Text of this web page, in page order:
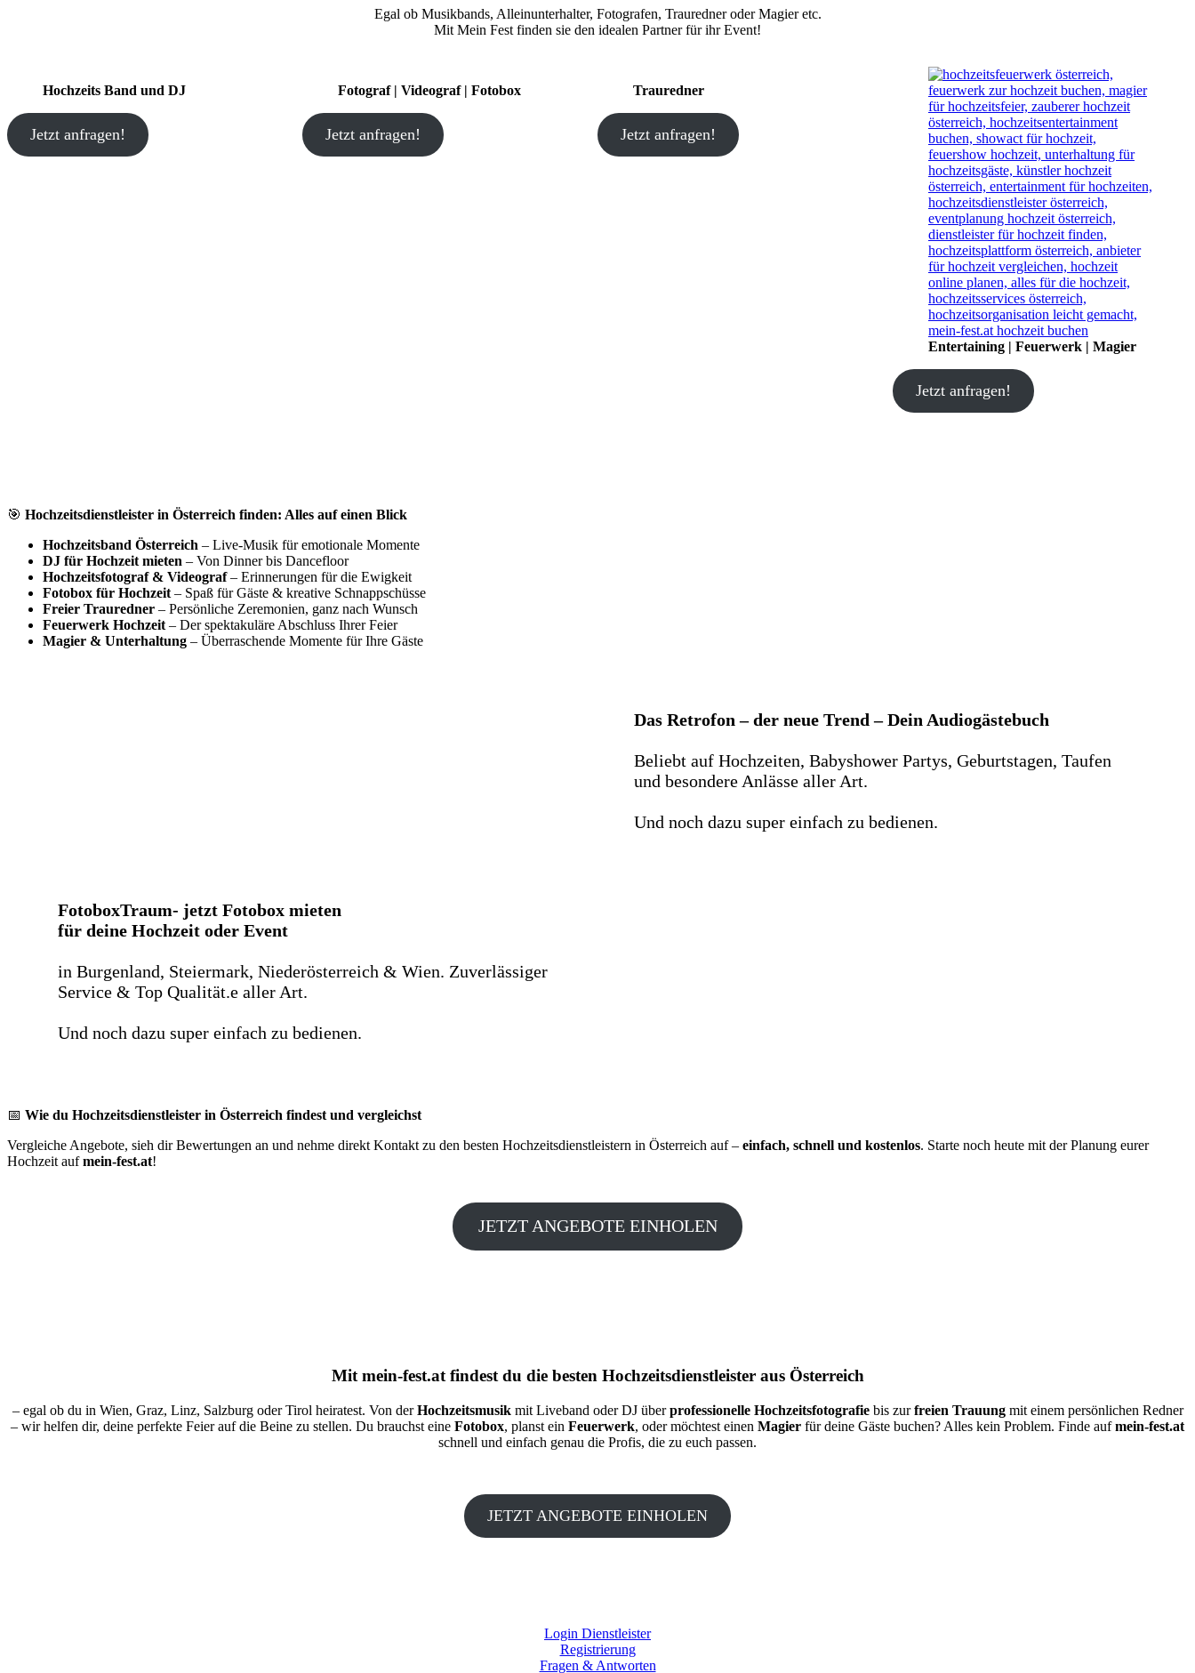
Egal ob Musikbands, Alleinunterhalter, Fotografen, Trauredner oder Magier etc.
Mit Mein Fest finden sie den idealen Partner für ihr Event!
Hochzeits Band und DJ
Jetzt anfragen!
Fotograf | Videograf | Fotobox
Jetzt anfragen!
Trauredner
Jetzt anfragen!
Entertaining | Feuerwerk | Magier
Jetzt anfragen!
🎯 Hochzeitsdienstleister in Österreich finden: Alles auf einen Blick
Hochzeitsband Österreich – Live-Musik für emotionale Momente
DJ für Hochzeit mieten – Von Dinner bis Dancefloor
Hochzeitsfotograf & Videograf– Erinnerungen für die Ewigkeit
Fotobox für Hochzeit – Spaß für Gäste & kreative Schnappschüsse
Freier Trauredner – Persönliche Zeremonien, ganz nach Wunsch
Feuerwerk Hochzeit – Der spektakuläre Abschluss Ihrer Feier
Magier & Unterhaltung – Überraschende Momente für Ihre Gäste
Das Retrofon – der neue Trend – Dein Audiogästebuch
Beliebt auf Hochzeiten, Babyshower Partys, Geburtstagen, Taufen
und besondere Anlässe aller Art.
Und noch dazu super einfach zu bedienen.
FotoboxTraum- jetzt Fotobox mieten
für deine Hochzeit oder Event
in Burgenland, Steiermark, Niederösterreich & Wien. Zuverlässiger
Service & Top Qualität.e aller Art.
Und noch dazu super einfach zu bedienen.
📅 Wie du Hochzeitsdienstleister in Österreich findest und vergleichst
Vergleiche Angebote, sieh dir Bewertungen an und nehme direkt Kontakt zu den besten Hochzeitsdienstleistern in Österreich auf – einfach, schnell und kostenlos. Starte noch heute mit der Planung eurer
Hochzeit aufmein-fest.at!
JETZT ANGEBOTE EINHOLEN
Mitmein-fest.atfindest du die besten Hochzeitsdienstleister aus Österreich
– egal ob du in Wien, Graz, Linz, Salzburg oder Tirol heiratest. Von derHochzeitsmusikmit Liveband oder DJ überprofessionelle Hochzeitsfotografiebis zurfreien Trauungmit einem persönlichen Redner
– wir helfen dir, deine perfekte Feier auf die Beine zu stellen. Du brauchst eine Fotobox, planst ein Feuerwerk, oder möchtest einen Magier für deine Gäste buchen? Alles kein Problem. Finde aufmein-fest.at
schnell und einfach genau die Profis, die zu euch passen.
JETZT ANGEBOTE EINHOLEN
Login Dienstleister
Registrierung
Fragen & Antworten